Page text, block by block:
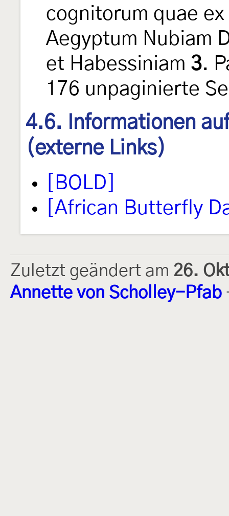
cognitorum quae
Aegyptum Nubiam
et Habessiniam 3.
176 unpaginierte
4.6. Informationen
(externe Links)
[BOLD]
[African Butterfly
Zuletzt geändert am 26.
Annette von Scholley-Pfab